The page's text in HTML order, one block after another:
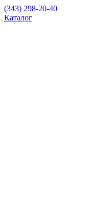
(343) 298-20-40
Каталог